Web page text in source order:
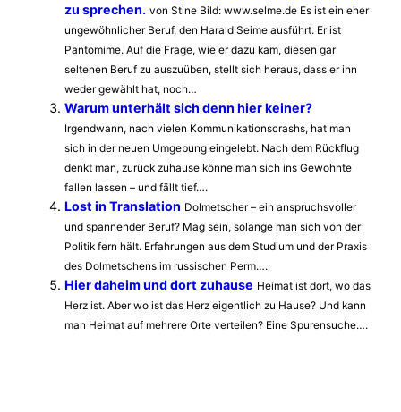
zu sprechen. von Stine Bild: www.selme.de Es ist ein eher
ungewöhnlicher Beruf, den Harald Seime ausführt. Er ist
Pantomime. Auf die Frage, wie er dazu kam, diesen gar
seltenen Beruf zu auszuüben, stellt sich heraus, dass er ihn
weder gewählt hat, noch…
Warum unterhält sich denn hier keiner?
Irgendwann, nach vielen Kommunikationscrashs, hat man
sich in der neuen Umgebung eingelebt. Nach dem Rückflug
denkt man, zurück zuhause könne man sich ins Gewohnte
fallen lassen – und fällt tief….
Lost in Translation Dolmetscher – ein anspruchsvoller
und spannender Beruf? Mag sein, solange man sich von der
Politik fern hält. Erfahrungen aus dem Studium und der Praxis
des Dolmetschens im russischen Perm….
Hier daheim und dort zuhause Heimat ist dort, wo das
Herz ist. Aber wo ist das Herz eigentlich zu Hause? Und kann
man Heimat auf mehrere Orte verteilen? Eine Spurensuche….